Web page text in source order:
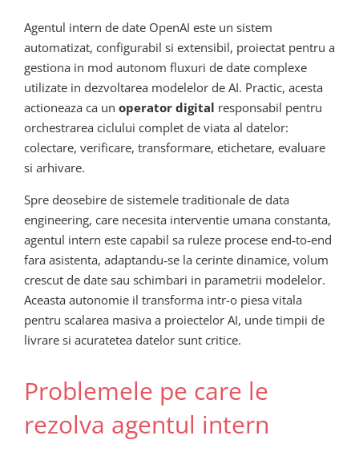
Agentul intern de date OpenAI este un sistem
automatizat, configurabil si extensibil, proiectat pentru a
gestiona in mod autonom fluxuri de date complexe
utilizate in dezvoltarea modelelor de AI. Practic, acesta
actioneaza ca un operator digital responsabil pentru
orchestrarea ciclului complet de viata al datelor:
colectare, verificare, transformare, etichetare, evaluare
si arhivare.
Spre deosebire de sistemele traditionale de data
engineering, care necesita interventie umana constanta,
agentul intern este capabil sa ruleze procese end‑to‑end
fara asistenta, adaptandu‑se la cerinte dinamice, volum
crescut de date sau schimbari in parametrii modelelor.
Aceasta autonomie il transforma intr-o piesa vitala
pentru scalarea masiva a proiectelor AI, unde timpii de
livrare si acuratetea datelor sunt critice.
Problemele pe care le
rezolva agentul intern